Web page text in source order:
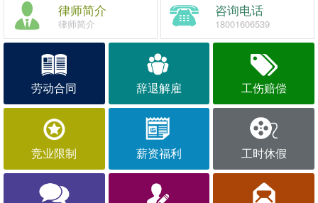
律师简介
律师简介
咨询电话
18001606539
劳动合同 辞退解雇 工伤赔偿
竞业限制 薪资福利 工时休假